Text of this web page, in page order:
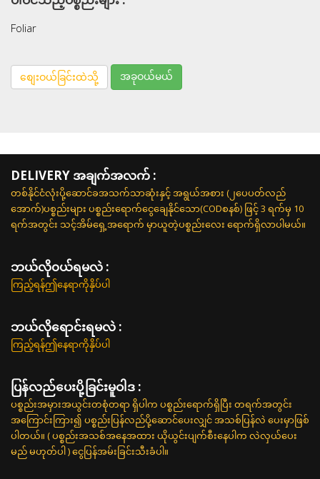
Foliar
စျေးဝယ်ခြင်းထဲသို့ အခုဝယ်မယ်
DELIVERY အချက်အလက် :
တစ်နိုင်ငံလုံးပို့ဆောင်ခအသက်သာဆုံးနှင့် အရွယ်အစား (၂ပေပတ်လည်
အောက်)ပစ္စည်းများ ပစ္စည်းရောက်ငွေချေနိုင်သော(CODစနစ်) ဖြင့် 3 ရက်မှ 10
ရက်အတွင်း သင့်အိမ်ရှေ့အရောက် မှာယူတဲ့ပစ္စည်းလေး ရောက်ရှိလာပါမယ်။
ဘယ်လို၀ယ်ရမလဲ :
ကြည့်ရန်ဤနေရာကိုနှိပ်ပါ
ဘယ်လိုရောင်းရမလဲ :
ကြည့်ရန်ဤနေရာကိုနှိပ်ပါ
ပြန်လည်ပေးပို့ခြင်းမူဝါဒ :
ပစ္စည်းအမှားအယွင်းတစုံတရာ ရှိပါက ပစ္စည်းရောက်ရှိပြီး တရက်အတွင်း
အကြောင်းကြား၍ ပစ္စည်းပြန်လည်ပို့ဆောင်ပေးလျှင် အသစ်ပြန်လဲ ပေးမှာဖြစ်
ပါတယ်။ ( ပစ္စည်းအသစ်အနေအထား ယိုယွင်းပျက်စီးနေပါက လဲလှယ်ပေး
မည် မဟုတ်ပါ ) ငွေပြန်အမ်းခြင်းသီးခံပါ။